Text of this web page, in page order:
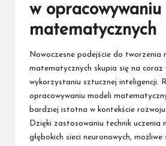
w
matematycznych
Nowoczesne podejście do tworzenia
matematycznych skupia się na coraz
wykorzystaniu sztucznej inteligencji.
opracowywaniu modeli
bardziej istotna w kontekście
Dzięki zastosowaniu technik uczenia
głębokich sieci neuronowych,